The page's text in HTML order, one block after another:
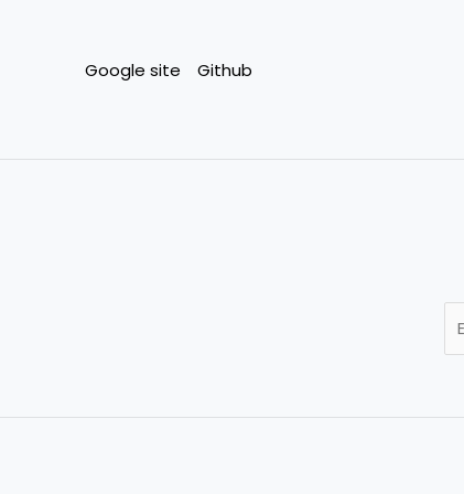
Google site Github
m
l